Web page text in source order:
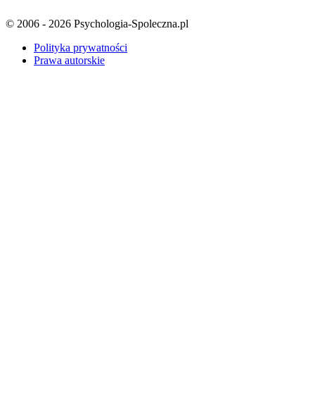
© 2006 - 2026 Psychologia-Spoleczna.pl
Polityka prywatności
Prawa autorskie